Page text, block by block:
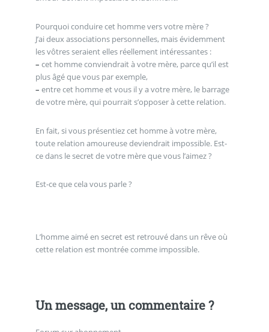
Pourquoi conduire cet homme vers votre mère ?
J’ai deux associations personnelles, mais évidemment
les vôtres seraient elles réellement intéressantes :
– cet homme conviendrait à votre mère, parce qu’il est
plus âgé que vous par exemple,
– entre cet homme et vous il y a votre mère, le barrage
de votre mère, qui pourrait s’opposer à cette relation.
En fait, si vous présentiez cet homme à votre mère,
toute relation amoureuse deviendrait impossible. Est-
ce dans le secret de votre mère que vous l’aimez ?
Est-ce que cela vous parle ?
L’homme aimé en secret est retrouvé dans un rêve où
cette relation est montrée comme impossible.
Un message, un commentaire ?